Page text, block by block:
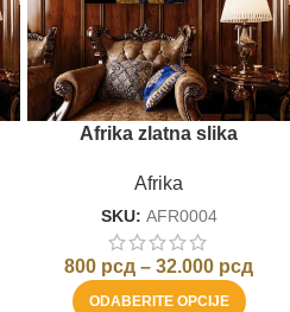
Afrika zlatna slika
Afrika
SKU: AFR0004
800 рсд – 32.000 рсд
ODABERITE OPCIJE